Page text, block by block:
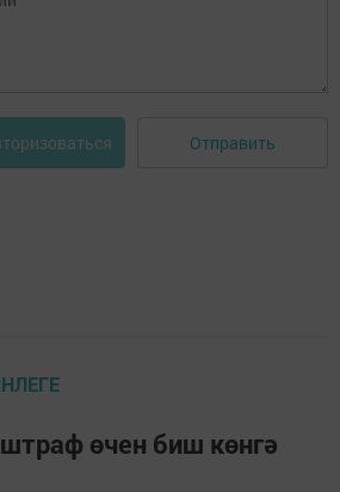
Отправить
өчен биш көнгә